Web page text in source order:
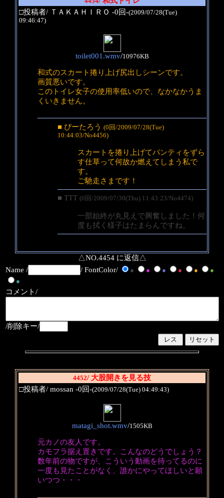
□投稿者/ ＴＡＫＡＨＩＲＯ -0回-(2009/07/28(Tue)
09:46:47)
toilet001.wmv/10976KB
和式のスカート捲り上げ尻出しシーンです。
画質悪いです。
このトイレ女子の使用率低いので、なかなかうま
くいきません。
■ ぴーたろう (0回/2009/07/28(Tue)
10:44:03/No4456)
スカートを捲り上げてパンティをずら
す仕草って何故か燃えてしまう私で
す。
ご馳走さまです！
■ TTT (0回/2009/07/30(Thu) 11:43:23/No4474)
一部始終が丸見えで興奮しました！何
度も拭く様子はたまらんですね。
△NO.4454 に返信△
Name /
/ FontColor/ ● ● ● ● ●
●
●
コメント/
/削除キー/
4452/ 大股開きを見る技
□投稿者/ mossan -0回-(2009/07/28(Tue) 04:49:43)
matagi_shot.wmv/1505KB
元カノの友人です。
カモフラ据え置きです。こんなのどうでしょう？
数年前の物ですが、こういう動画を待ってるのに
一度も見たことがなく、誰かにやってほしいと願
いつつ・・・